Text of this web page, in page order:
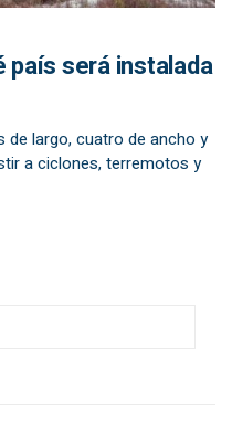
país será instalada
de largo, cuatro de ancho y
a ciclones, terremotos y